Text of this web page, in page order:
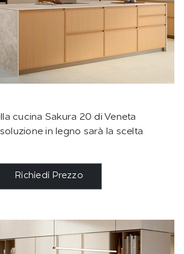
cucina Sakura 20 di Veneta
in legno sarà la scelta
Richiedi Prezzo